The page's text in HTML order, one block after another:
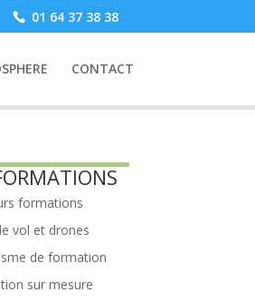
01 64 37 38 38
CONTACT
formations
vol et drones
de formation
sur mesure